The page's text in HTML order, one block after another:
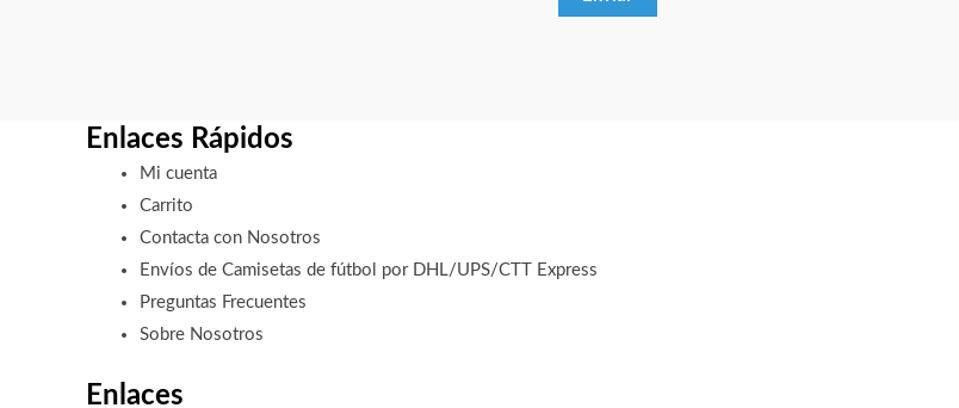
Enlaces Rápidos
Mi cuenta
Carrito
Contacta con Nosotros
Envíos de Camisetas de fútbol por DHL/UPS/CTT Express
Preguntas Frecuentes
Sobre Nosotros
Enlaces